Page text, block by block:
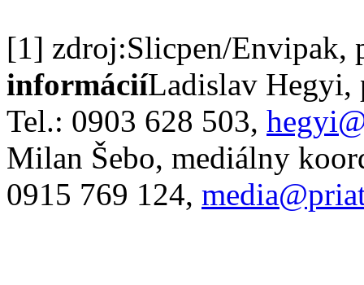
[1] zdroj:Slicpen/Envipak,
informáciíLadislav Hegyi,
Tel.: 0903 628 503,
Milan Šebo, mediálny
0915 769 124,